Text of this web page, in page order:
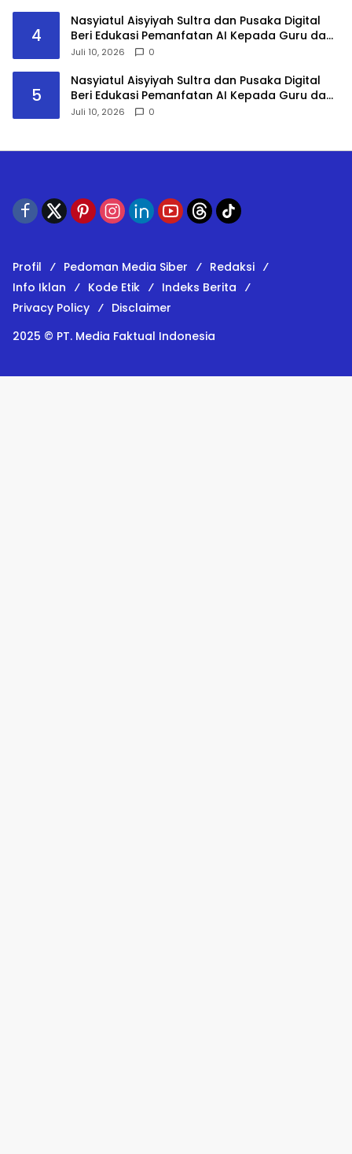
4
Nasyiatul Aisyiyah Sultra dan Pusaka Digital
Beri Edukasi Pemanfatan AI Kepada Guru dan
Mahasiswa PPG
Juli 10, 2026 0
5
Nasyiatul Aisyiyah Sultra dan Pusaka Digital
Beri Edukasi Pemanfatan AI Kepada Guru dan
Mahasiswa PPG
Juli 10, 2026 0
Profil Pedoman Media Siber
Redaksi
Info Iklan
Kode Etik
Indeks Berita
Privacy Policy
Disclaimer
2025 © PT. Media Faktual Indonesia